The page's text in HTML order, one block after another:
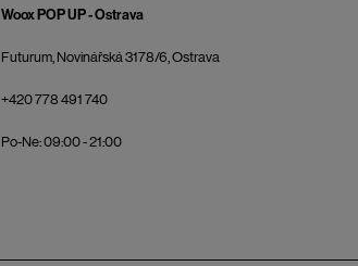
Woox POP UP - Ostrava
Futurum, Novinářská 3178/6, Ostrava
+420 778 491 740
Po-Ne: 09:00 - 21:00